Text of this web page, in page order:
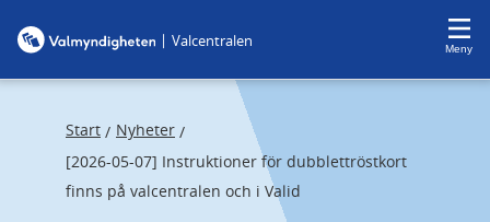
| Valcentralen Meny
Start / Nyheter /
[2026-05-07] Instruktioner för dubblettröstkort
finns på valcentralen och i Valid
c
c